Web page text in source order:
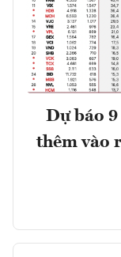
Dự báo
thêm vào